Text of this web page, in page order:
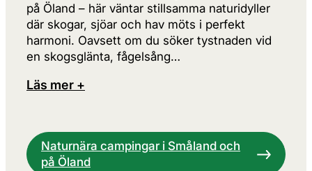
på Öland – här väntar stillsamma naturidyller
där skogar, sjöar och hav möts i perfekt
harmoni. Oavsett om du söker tystnaden vid
en skogsglänta, fågelsång…
Läs mer +
Naturnära campingar i Småland och
på Öland